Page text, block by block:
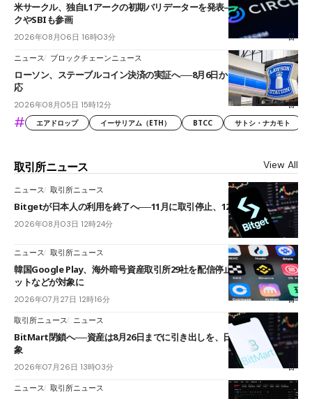
米サークル、独自L1アークの初期バリデーターを発表――ブラックロッ
クやSBIも参画
2026年08月06日 16時03分
ニュース ブロックチェーンニュース
ローソン、ステーブルコイン決済の実証へ──8月6日からJPYCやUSDC対
応
2026年08月05日 15時12分
# エアドロップ イーサリアム（ETH） BTCC サトシ・ナカモト
取引所ニュース View All
ニュース 取引所ニュース
Bitgetが日本人の利用を終了へ──11月に取引停止、12月末に強制決済
2026年08月03日 12時24分
ニュース 取引所ニュース
韓国Google Play、海外暗号資産取引所29社を配信停止──OKXやバイビ
ットなどが対象に
2026年07月27日 12時16分
取引所ニュース ニュース
BitMart閉鎖へ──資産は8月26日までに引き出しを、日本人利用者も対
象
2026年07月26日 13時03分
ニュース 取引所ニュース